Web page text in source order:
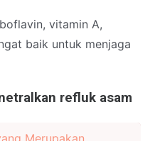
vitamin A,
baik untuk menjaga
refluk asam